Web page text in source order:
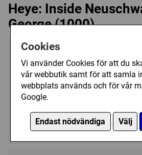
Cookies
Vi använder Cookies för att du
vår webbutik samt för att samla
webbplats används och för vår
Google.
Endast nödvändiga Välj
Heye: Inside
George (1000)
Tillverkare:
Antal bitar:1000
Storlek:50 x 70 cm
Art.nr.:HE29733
Kategori(er):
Antal Bitar/1000 - 1499